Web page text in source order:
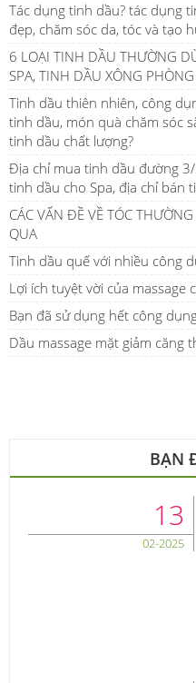
Tác dụng tinh dầu? tác dụng
đẹp, chăm sóc da, tóc và tạo
6 LOẠI TINH DẦU THƯỜNG
SPA, TINH DẦU XÔNG PHÒNG
Tinh dầu thiên nhiên, công
tinh dầu, món quà chăm sóc
tinh dầu chất lượng?
Địa chỉ mua tinh dầu đường
tinh dầu cho Spa, địa chỉ bán
CÁC VẤN ĐỀ VỀ TÓC
QUA
Tinh dầu quế với nhiều công
Lợi ích tuyệt vời của massage
Bạn đã sử dụng hết công
Dầu massage mặt giảm căng
BẠN
13
02-2025